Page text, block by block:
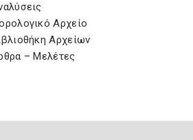
Αρχείο
Αρχείων
– Μελέτες